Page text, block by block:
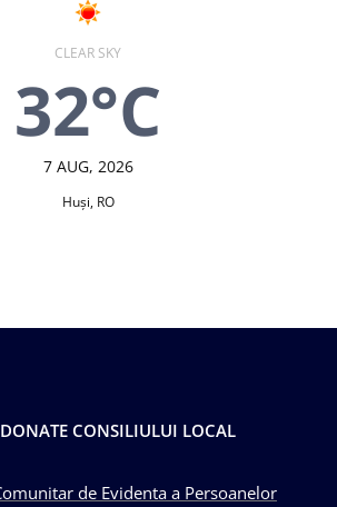
CLEAR SKY
32°C
7 AUG, 2026
Huşi, RO
CONSILIULUI LOCAL
de Evidenta a Persoanelor